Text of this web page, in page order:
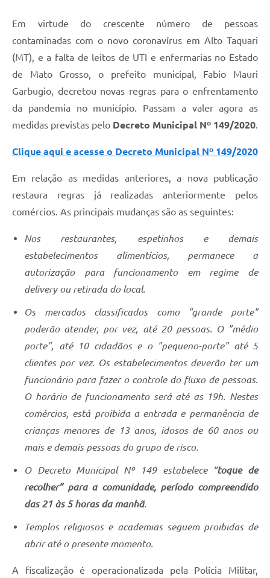
Em virtude do crescente número de pessoas
contaminadas com o novo coronavírus em Alto Taquari
(MT), e a falta de leitos de UTI e enfermarias no Estado
de Mato Grosso, o prefeito municipal, Fabio Mauri
Garbugio, decretou novas regras para o enfrentamento
da pandemia no município. Passam a valer agora as
medidas previstas pelo Decreto Municipal Nº 149/2020.
Clique aqui e acesse o Decreto Municipal Nº 149/2020
Em relação as medidas anteriores, a nova publicação
restaura regras já realizadas anteriormente pelos
comércios. As principais mudanças são as seguintes:
Nos restaurantes, espetinhos e demais
estabelecimentos alimentícios, permanece a
autorização para funcionamento em regime de
delivery ou retirada do local.
Os mercados classificados como "grande porte"
poderão atender, por vez, até 20 pessoas. O "médio
porte", até 10 cidadãos e o "pequeno-porte" até 5
clientes por vez. Os estabelecimentos deverão ter um
funcionário para fazer o controle do fluxo de pessoas.
O horário de funcionamento será até as 19h. Nestes
comércios, está proibida a entrada e permanência de
crianças menores de 13 anos, idosos de 60 anos ou
mais e demais pessoas do grupo de risco.
O Decreto Municipal Nº 149 estabelece “toque de
recolher” para a comunidade, período compreendido
das 21 às 5 horas da manhã.
Templos religiosos e academias seguem proibidas de
abrir até o presente momento.
A fiscalização é operacionalizada pela Polícia Militar,